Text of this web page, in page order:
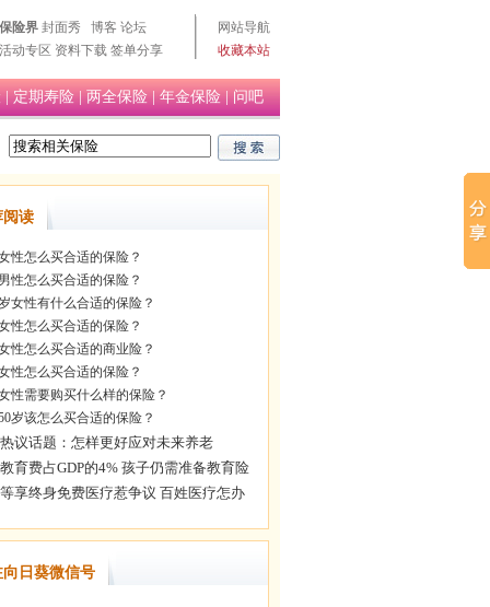
保险界 封面秀 博客 论坛
活动专区 资料下载 签单分享
网站导航
收藏本站
|定期寿险|两全保险|年金保险|问吧
阅读
性怎么买合适的保险？
性怎么买合适的保险？
女性有什么合适的保险？
性怎么买合适的保险？
性怎么买合适的商业险？
性怎么买合适的保险？
性需要购买什么样的保险？
岁该怎么买合适的保险？
向日葵微信号